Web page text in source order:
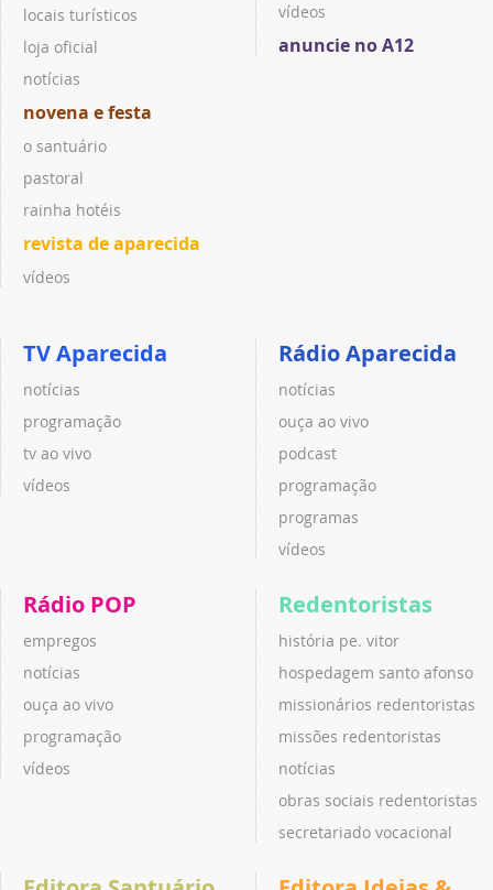
locais turísticos
loja oficial
notícias
novena e festa
o santuário
pastoral
rainha hotéis
revista de aparecida
vídeos
vídeos
anuncie no A12
TV Aparecida
notícias
programação
tv ao vivo
vídeos
Rádio Aparecida
notícias
ouça ao vivo
podcast
programação
programas
vídeos
Rádio POP
empregos
notícias
ouça ao vivo
programação
vídeos
Redentoristas
história pe. vitor
hospedagem santo afonso
missionários redentoristas
missões redentoristas
notícias
obras sociais redentoristas
secretariado vocacional